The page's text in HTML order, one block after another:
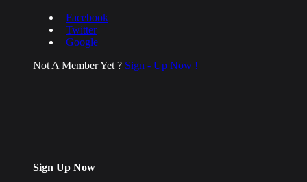
Facebook
Twitter
Google+
Not A Member Yet ? Sign - Up Now !
Sign Up Now